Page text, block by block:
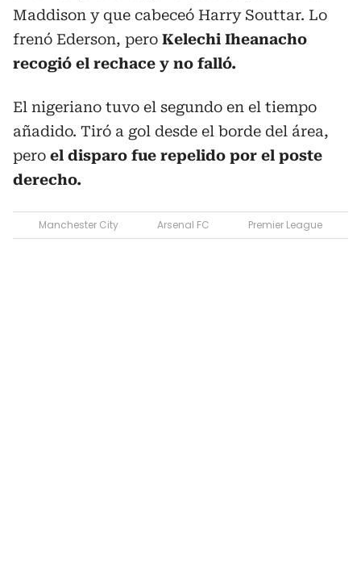
Maddison y que cabeceó Harry Souttar. Lo
frenó Ederson, pero Kelechi Iheanacho
recogió el rechace y no falló.
El nigeriano tuvo el segundo en el tiempo
añadido. Tiró a gol desde el borde del área,
pero el disparo fue repelido por el poste
derecho.
Manchester City Arsenal FC Premier League